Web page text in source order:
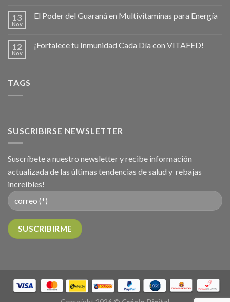
13
Nov
El Poder del Guaraná en Multivitaminas para Energía
12
Nov
¡Fortalece tu Inmunidad Cada Día con VITAFED!
TAGS
SUSCRIBIRSE NEWSLETTER
Suscríbete a nuestro newsletter y recibe información
actualizada de las últimas tendencias de salud y rebajas
increíbles!